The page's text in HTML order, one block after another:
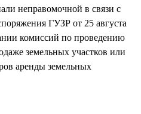
неправомочной в связи с
ГУЗР от 25 августа
комиссий по проведению
земельных участков или
аренды земельных